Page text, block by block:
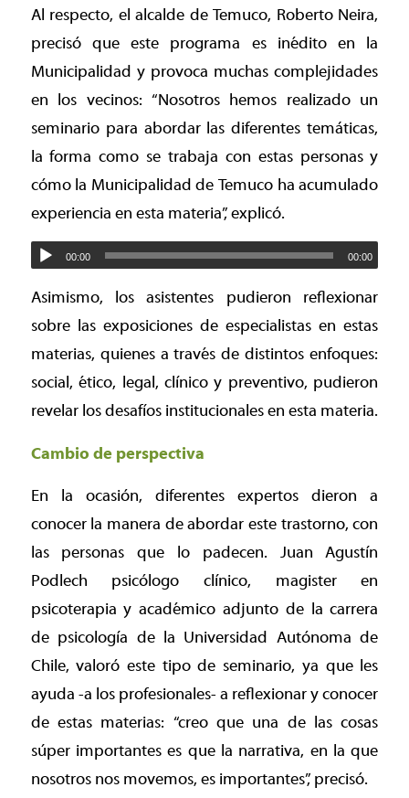
Al respecto, el alcalde de Temuco, Roberto Neira,
precisó que este programa es inédito en la
Municipalidad y provoca muchas complejidades
en los vecinos: “Nosotros hemos realizado un
seminario para abordar las diferentes temáticas,
la forma como se trabaja con estas personas y
cómo la Municipalidad de Temuco ha acumulado
experiencia en esta materia”, explicó.
00:00 00:00
Asimismo, los asistentes pudieron reflexionar
sobre las exposiciones de especialistas en estas
materias, quienes a través de distintos enfoques:
social, ético, legal, clínico y preventivo, pudieron
revelar los desafíos institucionales en esta materia.
Cambio de perspectiva
En la ocasión, diferentes expertos dieron a
conocer la manera de abordar este trastorno, con
las personas que lo padecen. Juan Agustín
Podlech psicólogo clínico, magister en
psicoterapia y académico adjunto de la carrera
de psicología de la Universidad Autónoma de
Chile, valoró este tipo de seminario, ya que les
ayuda -a los profesionales- a reflexionar y conocer
de estas materias: “creo que una de las cosas
súper importantes es que la narrativa, en la que
nosotros nos movemos, es importantes”, precisó.